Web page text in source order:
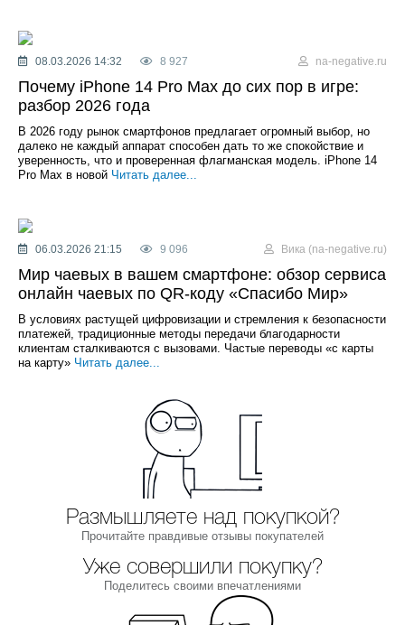
08.03.2026 14:32 8 927 na-negative.ru
Почему iPhone 14 Pro Max до сих пор в игре:
разбор 2026 года
В 2026 году рынок смартфонов предлагает огромный выбор, но
далеко не каждый аппарат способен дать то же спокойствие и
уверенность, что и проверенная флагманская модель. iPhone 14
Pro Max в новой Читать далее...
06.03.2026 21:15 9 096 Вика (na-negative.ru)
Мир чаевых в вашем смартфоне: обзор сервиса
онлайн чаевых по QR-коду «Спасибо Мир»
В условиях растущей цифровизации и стремления к безопасности
платежей, традиционные методы передачи благодарности
клиентам сталкиваются с вызовами. Частые переводы «с карты
на карту» Читать далее...
Размышляете над покупкой?
Прочитайте правдивые отзывы покупателей
Уже совершили покупку?
Поделитесь своими впечатлениями